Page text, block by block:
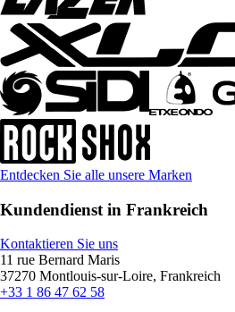
Entdecken Sie alle unsere Marken
Kundendienst in Frankreich
Kontaktieren Sie uns
11 rue Bernard Maris
37270 Montlouis-sur-Loire, Frankreich
+33 1 86 47 62 58